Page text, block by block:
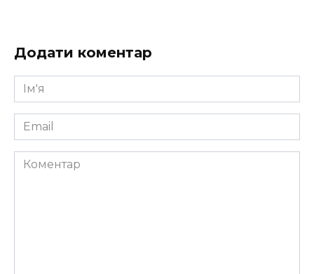
Додати коментар
Ім'я
*
Email
*
Коментар